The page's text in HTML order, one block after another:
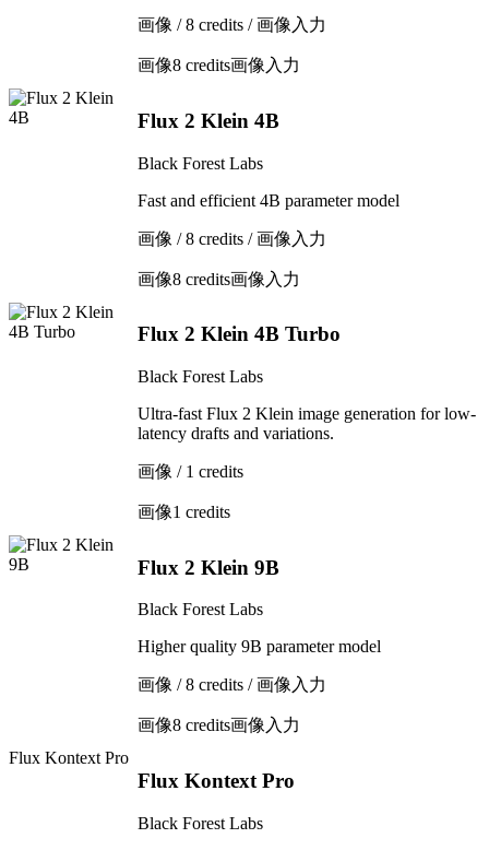
画像 / 8 credits / 画像入力
画像8 credits画像入力
Flux 2 Klein 4B
Black Forest Labs
Fast and efficient 4B parameter model
画像 / 8 credits / 画像入力
画像8 credits画像入力
Flux 2 Klein 4B Turbo
Black Forest Labs
Ultra-fast Flux 2 Klein image generation for low-
latency drafts and variations.
画像 / 1 credits
画像1 credits
Flux 2 Klein 9B
Black Forest Labs
Higher quality 9B parameter model
画像 / 8 credits / 画像入力
画像8 credits画像入力
Flux Kontext Pro
Flux Kontext Pro
Black Forest Labs